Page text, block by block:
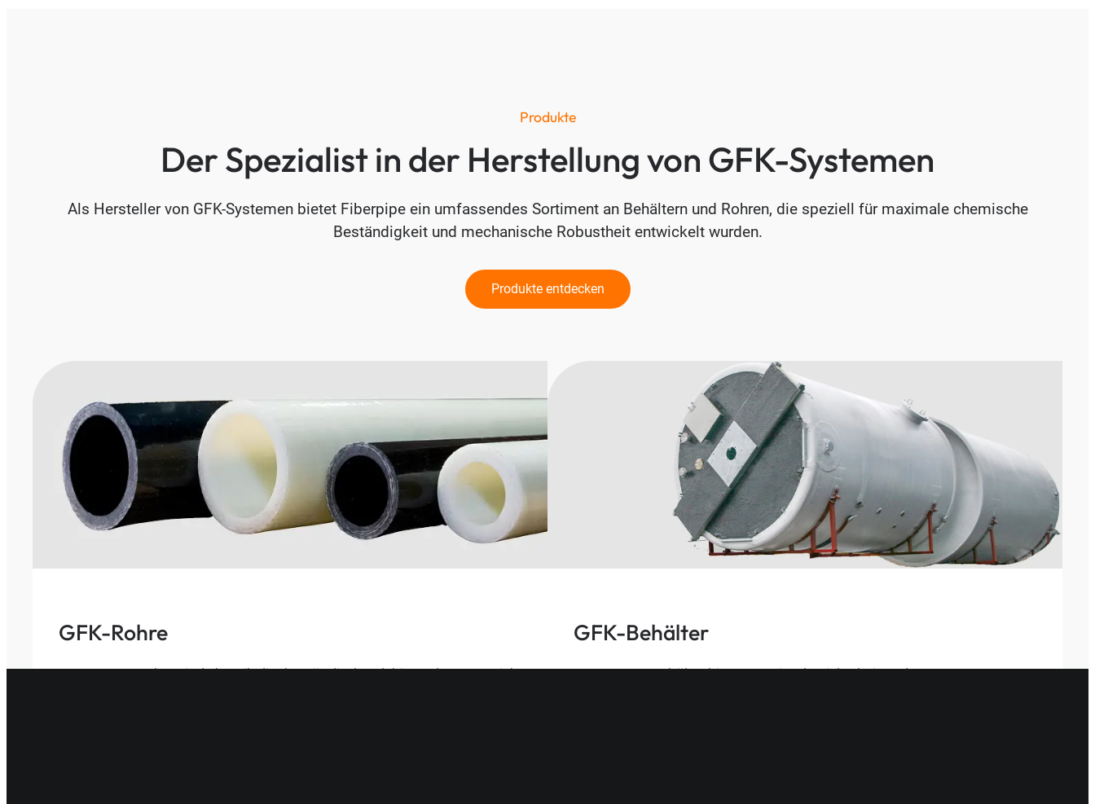
Produkte
Der Spezialist in der Herstellung von GFK-Systemen
Als Hersteller von GFK-Systemen bietet Fiberpipe ein umfassendes Sortiment an Behältern und Rohren, die speziell für maximale chemische
Beständigkeit und mechanische Robustheit entwickelt wurden.
Produkte entdecken
GFK-Rohre GFK-Behälter